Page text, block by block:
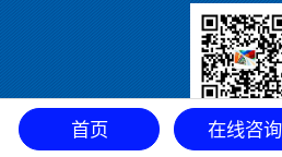
微信二维码
首页 在线咨询